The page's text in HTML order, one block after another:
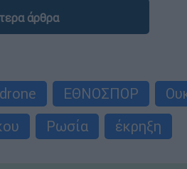
άρθρα
drone ΕΘΝΟΣΠΟΡ
Ρωσία έκρηξη